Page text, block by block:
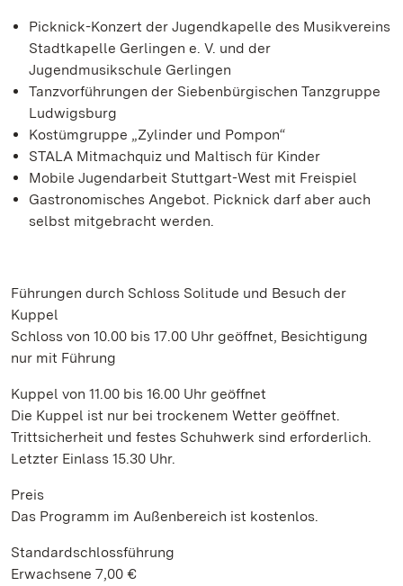
Picknick-Konzert der Jugendkapelle des Musikvereins
Stadtkapelle Gerlingen e. V. und der
Jugendmusikschule Gerlingen
Tanzvorführungen der Siebenbürgischen Tanzgruppe
Ludwigsburg
Kostümgruppe „Zylinder und Pompon“
STALA Mitmachquiz und Maltisch für Kinder
Mobile Jugendarbeit Stuttgart-West mit Freispiel
Gastronomisches Angebot. Picknick darf aber auch
selbst mitgebracht werden.
Führungen durch Schloss Solitude und Besuch der
Kuppel
Schloss von 10.00 bis 17.00 Uhr geöffnet, Besichtigung
nur mit Führung
Kuppel von 11.00 bis 16.00 Uhr geöffnet
Die Kuppel ist nur bei trockenem Wetter geöffnet.
Trittsicherheit und festes Schuhwerk sind erforderlich.
Letzter Einlass 15.30 Uhr.
Preis
Das Programm im Außenbereich ist kostenlos.
Standardschlossführung
Erwachsene 7,00 €